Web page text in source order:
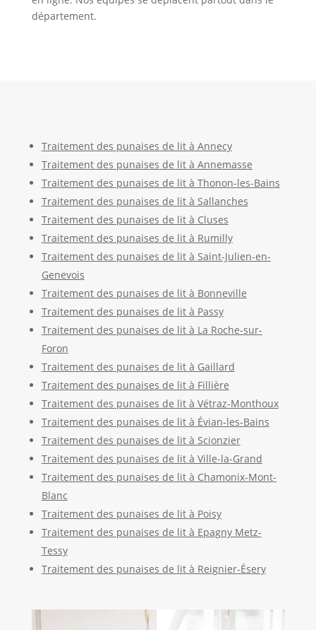
département.
Traitement des punaises de lit à Annecy
Traitement des punaises de lit à Annemasse
Traitement des punaises de lit à Thonon-les-Bains
Traitement des punaises de lit à Sallanches
Traitement des punaises de lit à Cluses
Traitement des punaises de lit à Rumilly
Traitement des punaises de lit à Saint-Julien-en-
Genevois
Traitement des punaises de lit à Bonneville
Traitement des punaises de lit à Passy
Traitement des punaises de lit à La Roche-sur-
Foron
Traitement des punaises de lit à Gaillard
Traitement des punaises de lit à Fillière
Traitement des punaises de lit à Vétraz-Monthoux
Traitement des punaises de lit à Évian-les-Bains
Traitement des punaises de lit à Scionzier
Traitement des punaises de lit à Ville-la-Grand
Traitement des punaises de lit à Chamonix-Mont-
Blanc
Traitement des punaises de lit à Poisy
Traitement des punaises de lit à Epagny Metz-
Tessy
Traitement des punaises de lit à Reignier-Ésery